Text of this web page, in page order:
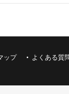
ップ よくある質